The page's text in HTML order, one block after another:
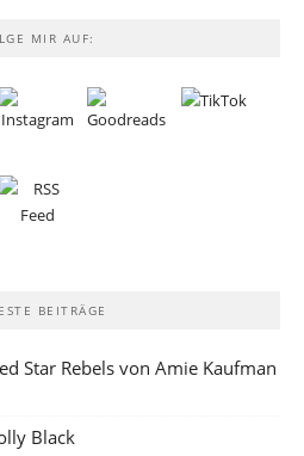
MIR AUF:
BEITRÄGE
Star Rebels von Amie Kaufman
Black